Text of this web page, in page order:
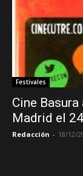
Festivales
Cine Basura
Madrid el
Redacción - 18/12/